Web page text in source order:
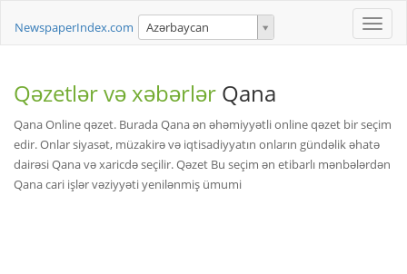
Toggle
NewspaperIndex.com Azərbaycan
Qəzetlər və xəbərlər Qana
Qana Online qəzet. Burada Qana ən əhəmiyyətli online qəzet bir seçim
edir. Onlar siyasət, müzakirə və iqtisadiyyatın onların gündəlik əhatə
dairəsi Qana və xaricdə seçilir. Qəzet Bu seçim ən etibarlı mənbələrdən
Qana cari işlər vəziyyəti yenilənmiş ümumi